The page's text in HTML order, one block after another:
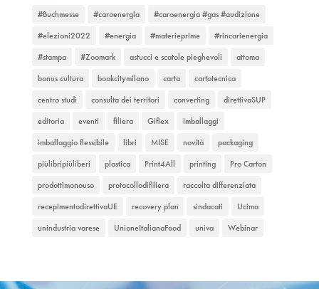
#Buchmesse #caroenergia
#caroenergia #gas #audizione
#elezioni2022
#energia #materieprime
#rincarienergia
#stampa
#Zoomark astucci e scatole pieghevoli
attoma
bonus cultura
bookcitymilano carta
cartotecnica
centro studi
consulta dei territori converting
direttivaSUP
editoria
eventi filiera Giflex
imballaggi
imballaggio flessibile
libri MISE novità
packaging
piùlibripiùliberi
plastica Print4All printing
Pro Carton
prodottimonouso
protocollodifiliera
raccolta differenziata
recepimentodirettivaUE
recovery plan sindacati
Ucima
unindustria varese
UnioneItalianaFood univa Webinar